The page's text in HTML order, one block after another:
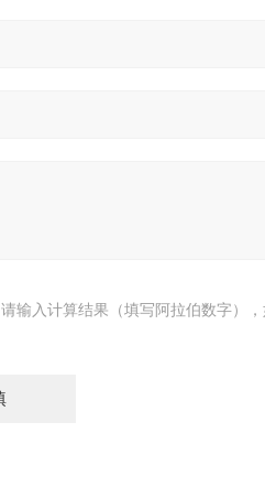
请输入计算结果（填写阿拉伯数字）